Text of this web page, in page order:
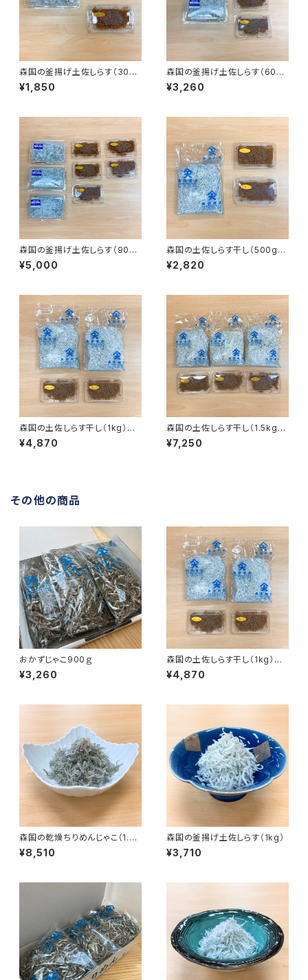
森国の釜揚げ土佐しらす（300
g）と佃煮（100g）のセット
¥1,850
森国の釜揚げ土佐しらす（600
g）と佃煮（150g）のセット
¥3,260
森国の釜揚げ土佐しらす（900
g） と佃煮（250g）のセット
¥5,000
森国の土佐しらす干し（500g）
と佃煮（100g）のセット
¥2,820
森国の土佐しらす干し（1kg）と
佃煮（100g）のセット
¥4,870
森国の土佐しらす干し（1.5kg）
と佃煮（150g）のセット
¥7,250
その他の商品
おかずじゃこ900ｇ
¥3,260
森国の土佐しらす干し（1kg）と
佃煮（100g）のセット
¥4,870
森国の乾燥ちりめんじゃこ（1.2k
g）
¥8,510
森国の釜揚げ土佐しらす（1kg）
¥3,710